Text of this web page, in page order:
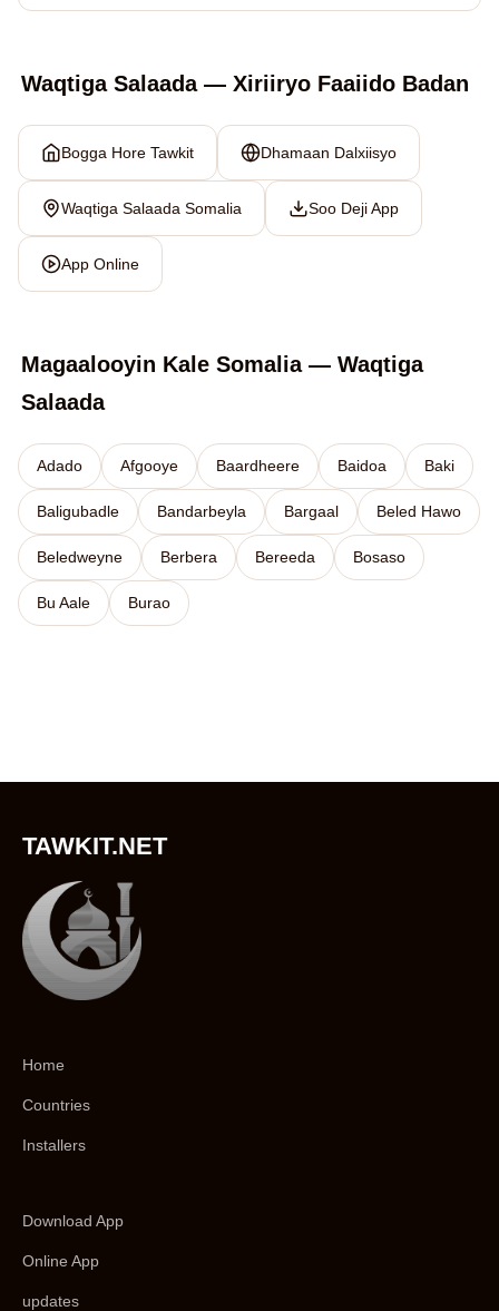
Waqtiga Salaada — Xiriiryo Faaiido Badan
Bogga Hore Tawkit Dhamaan Dalxiisyo
Waqtiga Salaada Somalia Soo Deji App
App Online
Magaalooyin Kale Somalia — Waqtiga
Salaada
Adado Afgooye Baardheere Baidoa Baki
Baligubadle Bandarbeyla Bargaal Beled Hawo
Beledweyne Berbera Bereeda Bosaso
Bu Aale Burao
TAWKIT.NET
Home
Countries
Installers
Download App
Online App
updates